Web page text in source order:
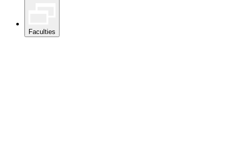
Faculties